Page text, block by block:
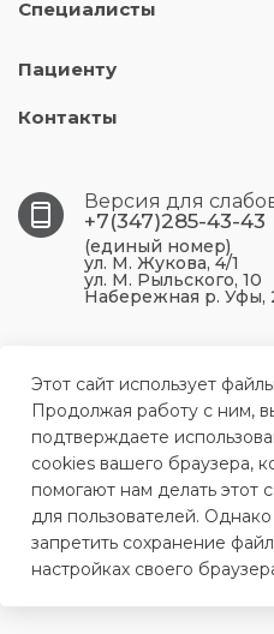
Специалисты
Пациенту
Контакты
Версия для
+7(347)285-43-43
(единый номер)
ул. М. Жукова, 4/1
ул. М. Рыльского, 10
Набережная р. Уфы,
Жукова, 4/1
ufa.p43@doctorrb.ru
ГБУЗ РБ Поликлиника №43 г.
Этот сайт использует
Продолжая работу с ним,
подтверждаете
cookies вашего браузера,
помогают нам делать этот
для пользователей.
запретить сохранение
настройках своего